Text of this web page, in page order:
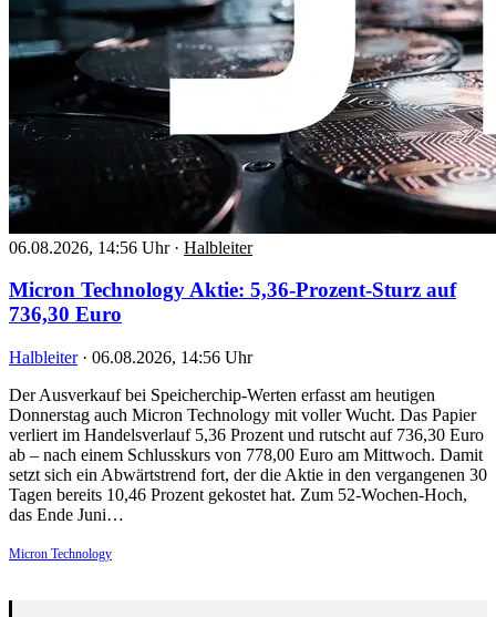
06.08.2026, 14:56 Uhr · Halbleiter
Micron Technology Aktie: 5,36-Prozent-Sturz auf
736,30 Euro
Halbleiter · 06.08.2026, 14:56 Uhr
Der Ausverkauf bei Speicherchip-Werten erfasst am heutigen
Donnerstag auch Micron Technology mit voller Wucht. Das Papier
verliert im Handelsverlauf 5,36 Prozent und rutscht auf 736,30 Euro
ab – nach einem Schlusskurs von 778,00 Euro am Mittwoch. Damit
setzt sich ein Abwärtstrend fort, der die Aktie in den vergangenen 30
Tagen bereits 10,46 Prozent gekostet hat. Zum 52-Wochen-Hoch,
das Ende Juni…
Micron Technology